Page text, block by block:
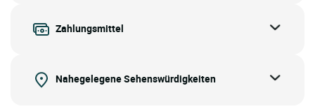
Zahlungsmittel
Nahegelegene Sehenswürdigkeiten